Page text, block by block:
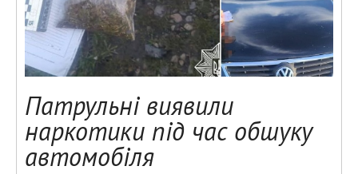
Патрульні виявили
наркотики під час обшуку
автомобіля